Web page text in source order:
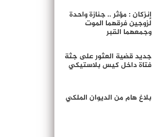
إنزكان : مؤثر .. جنازة واحدة
لزوجين فرقهما الموت
وجمعهما القبر
جديد قضية العثور على جثة
فتاة داخل كيس بلاستيكي
بلاغ هام من الديوان الملكي